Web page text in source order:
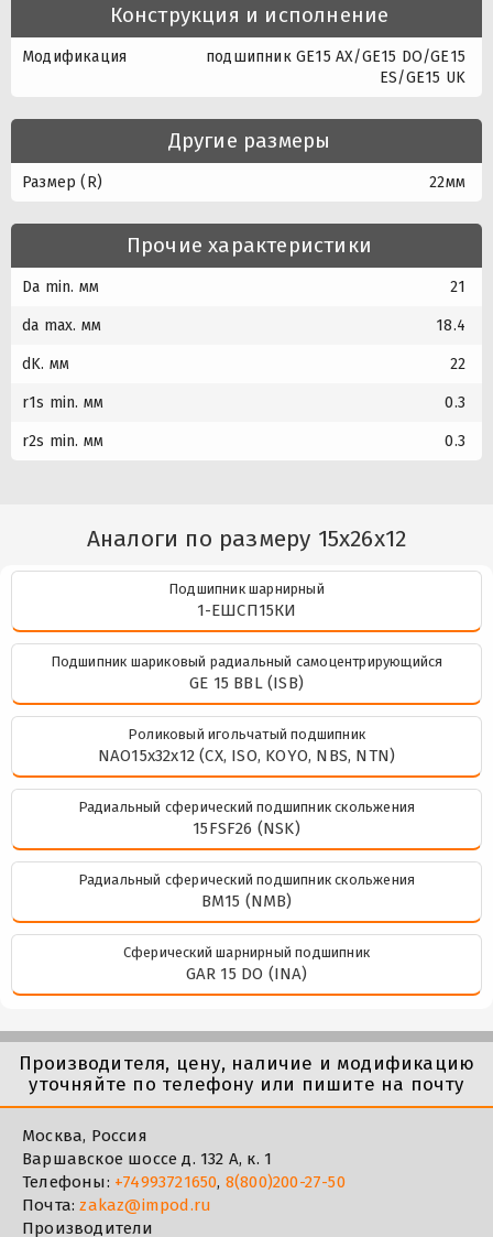
Конструкция и исполнение
Модификация
подшипник GE15 AX/GE15 DO/GE15
ES/GE15 UK
Другие размеры
Размер (R) 22мм
Прочие характеристики
Da min. мм 21
da max. мм 18.4
dK. мм 22
r1s min. мм 0.3
r2s min. мм 0.3
Аналоги по размеру 15x26x12
Подшипник шарнирный
1-ЕШСП15КИ
Подшипник шариковый радиальный самоцентрирующийся
GE 15 BBL (ISB)
Роликовый игольчатый подшипник
NAO15x32x12 (CX, ISO, KOYO, NBS, NTN)
Радиальный сферический подшипник скольжения
15FSF26 (NSK)
Радиальный сферический подшипник скольжения
BM15 (NMB)
Сферический шарнирный подшипник
GAR 15 DO (INA)
Производителя, цену, наличие и модификацию
уточняйте по телефону или пишите на почту
Москва, Россия
Варшавское шоссе д. 132 А, к. 1
Телефоны: +74993721650, 8(800)200-27-50
Почта:zakaz@impod.ru
Производители